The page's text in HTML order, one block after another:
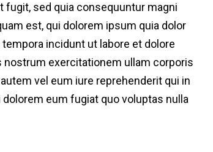
fugit, sed quia consequuntur magni
est, qui dolorem ipsum quia dolor
incidunt ut labore et dolore
nostrum exercitationem ullam corporis
vel eum iure reprehenderit qui in
eum fugiat quo voluptas nulla